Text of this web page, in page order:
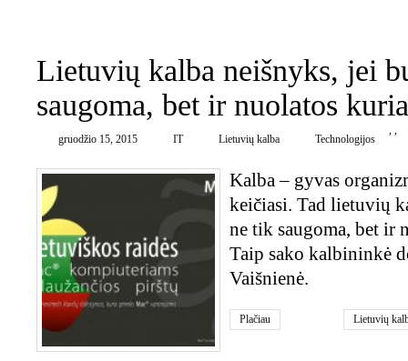
Lietuvių kalba neišnyks, jei
saugoma, bet ir nuolatos
gruodžio 15, 2015 IT
,
Lietuvių kalba
,
Technologijos
Kalba – gyvas
keičiasi. Tad lietuvių
ne tik saugoma, bet ir
Taip sako kalbininkė
Vaišnienė.
Plačiau Lietuvių